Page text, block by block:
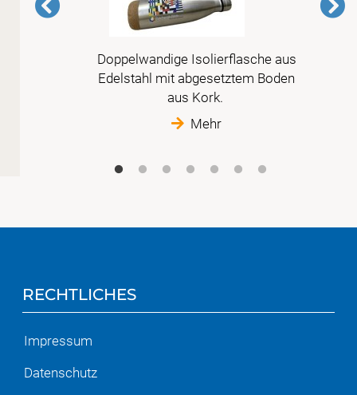
Doppelwandige Isolierflasche aus
Edelstahl mit abgesetztem Boden
aus Kork.
Mehr
RECHTLICHES
Impressum
Datenschutz